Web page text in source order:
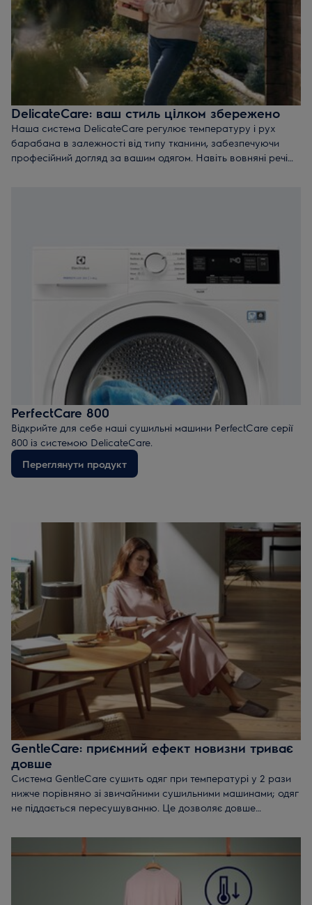
DelicateCare: ваш стиль цілком збережено
Наша система DelicateCare регулює температуру і рух
барабана в залежності від типу тканини, забезпечуючи
професійний догляд за вашим одягом. Навіть вовняні речі
PerfectCare 800
Відкрийте для себе наші сушильні машини PerfectCare серії
800 із системою DelicateCare.
Переглянути продукт
GentleCare: приємний ефект новизни триває
довше
Система GentleCare сушить одяг при температурі у 2 рази
нижче порівняно зі звичайними сушильними машинами; одяг
не піддається пересушуванню. Це дозволяє довше
енергоспоживання, так і тривалість сушіння.